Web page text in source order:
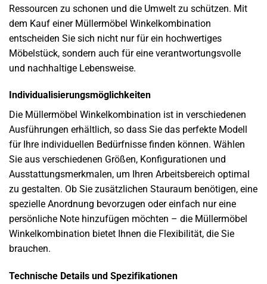
Ressourcen zu schonen und die Umwelt zu schützen. Mit
dem Kauf einer Müllermöbel Winkelkombination
entscheiden Sie sich nicht nur für ein hochwertiges
Möbelstück, sondern auch für eine verantwortungsvolle
und nachhaltige Lebensweise.
Individualisierungsmöglichkeiten
Die Müllermöbel Winkelkombination ist in verschiedenen
Ausführungen erhältlich, so dass Sie das perfekte Modell
für Ihre individuellen Bedürfnisse finden können. Wählen
Sie aus verschiedenen Größen, Konfigurationen und
Ausstattungsmerkmalen, um Ihren Arbeitsbereich optimal
zu gestalten. Ob Sie zusätzlichen Stauraum benötigen, eine
spezielle Anordnung bevorzugen oder einfach nur eine
persönliche Note hinzufügen möchten – die Müllermöbel
Winkelkombination bietet Ihnen die Flexibilität, die Sie
brauchen.
Technische Details und Spezifikationen